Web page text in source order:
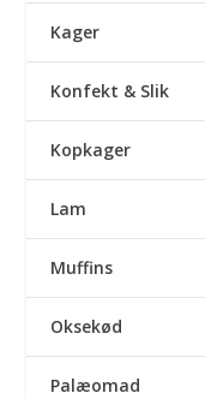
Kager
Konfekt & Slik
Kopkager
Lam
Muffins
Oksekød
Palæomad